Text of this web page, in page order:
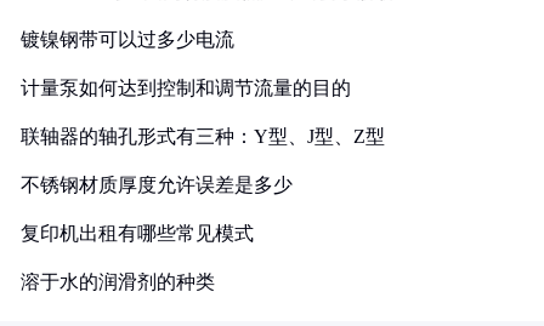
镀镍钢带可以过多少电流
计量泵如何达到控制和调节流量的目的
联轴器的轴孔形式有三种：Y型、J型、Z型
不锈钢材质厚度允许误差是多少
复印机出租有哪些常见模式
溶于水的润滑剂的种类